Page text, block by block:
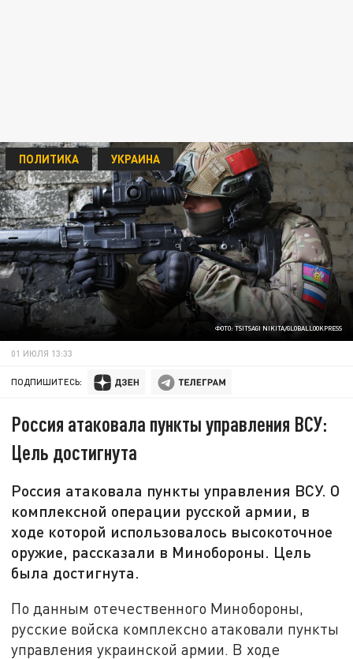
ФОТО: TSITSAGI NIKITA/GLOBALLOOKPRESS
ПОЛИТИКА УКРАИНА
01 ИЮЛЯ 13:33
ПОДПИШИТЕСЬ:
Россия атаковала пункты управления ВСУ:
Цель достигнута
Россия атаковала пункты управления ВСУ. О
комплексной операции русской армии, в
ходе которой использовалось высокоточное
оружие, рассказали в Минобороны. Цель
была достигнута.
По данным отечественного Минобороны,
русские войска комплексно атаковали пункты
управления украинской армии. В ходе